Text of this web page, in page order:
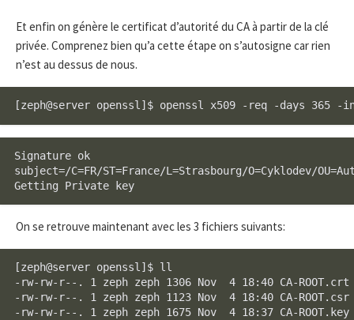
Et enfin on génère le certificat d’autorité du CA à partir de la clé
privée. Comprenez bien qu’a cette étape on s’autosigne car rien
n’est au dessus de nous.
[zeph@server openssl]$ openssl x509 -req -days 365 -in
Signature ok
subject=/C=FR/ST=France/L=Strasbourg/O=Cyklodev/
Getting Private key
On se retrouve maintenant avec les 3 fichiers suivants:
[zeph@server openssl]$ ll
-rw-rw-r--. 1 zeph zeph 1306 Nov  4 18:40 CA-ROOT.crt
-rw-rw-r--. 1 zeph zeph 1123 Nov  4 18:40 CA-ROOT.csr
-rw-rw-r--. 1 zeph zeph 1675 Nov  4 18:37 CA-ROOT.key